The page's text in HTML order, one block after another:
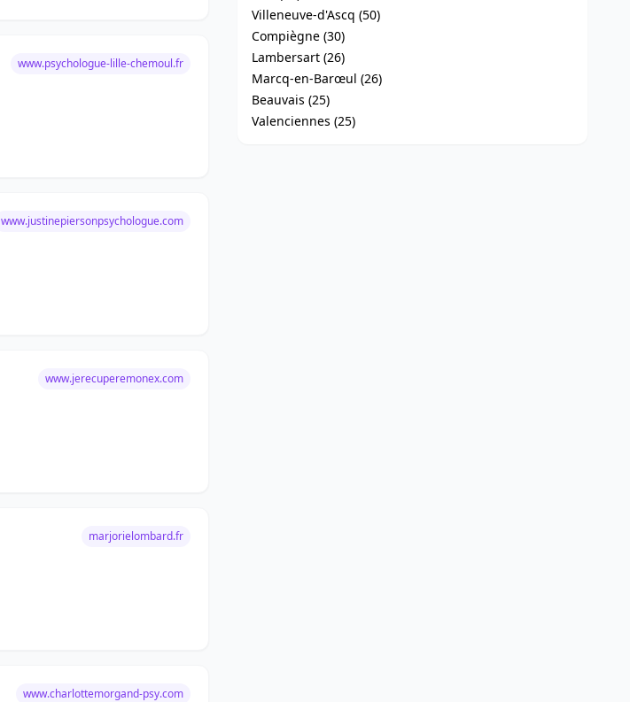
www.psychologue-lille-chemoul.fr
www.justinepiersonpsychologue.com
www.jerecuperemonex.com
marjorielombard.fr
www.charlottemorgand-psy.com
Villeneuve-d'Ascq (50)
Compiègne (30)
Lambersart (26)
Marcq-en-Barœul (26)
Beauvais (25)
Valenciennes (25)